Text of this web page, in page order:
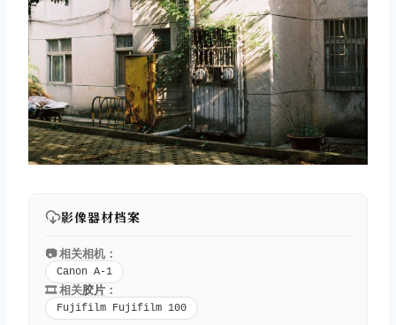
影像器材档案
📷 相关相机：
Canon A-1
🎞️ 相关胶片 ：
Fujifilm Fujifilm 100